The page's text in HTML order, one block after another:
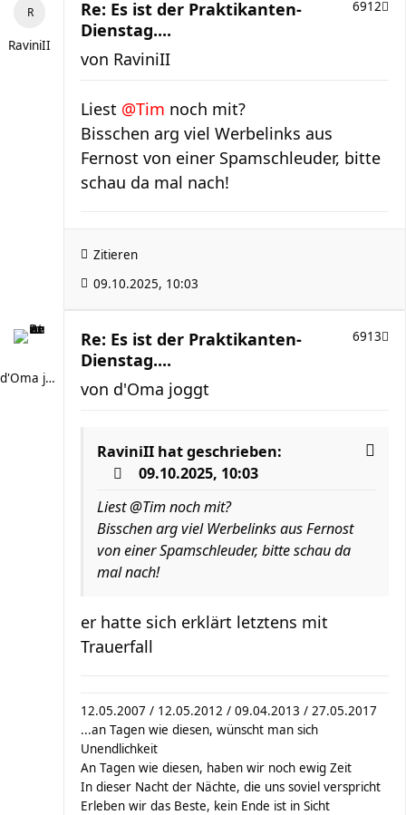
RaviniII
Re: Es ist der Praktikanten-
Dienstag....
6912
von RaviniII
Liest @Tim noch mit?
Bisschen arg viel Werbelinks aus
Fernost von einer Spamschleuder, bitte
schau da mal nach!
Zitieren
09.10.2025, 10:03
d'Oma joggt
Re: Es ist der Praktikanten-
Dienstag....
6913
von d'Oma joggt
RaviniII hat geschrieben:
09.10.2025, 10:03
Liest @Tim noch mit?
Bisschen arg viel Werbelinks aus Fernost
von einer Spamschleuder, bitte schau da
mal nach!
er hatte sich erklärt letztens mit
Trauerfall
12.05.2007 / 12.05.2012 / 09.04.2013 / 27.05.2017
...an Tagen wie diesen, wünscht man sich
Unendlichkeit
An Tagen wie diesen, haben wir noch ewig Zeit
In dieser Nacht der Nächte, die uns soviel verspricht
Erleben wir das Beste, kein Ende ist in Sicht